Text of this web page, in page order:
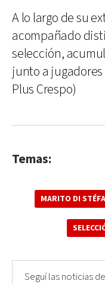
A lo largo de su
acompañado
selección,
junto a
Plus Crespo)
Temas:
MARITO DI
Seguí las noticias